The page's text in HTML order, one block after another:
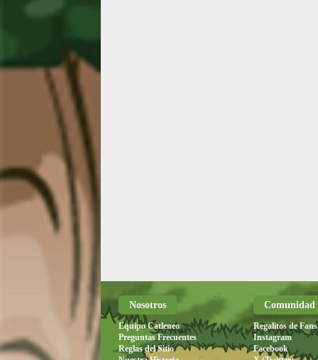
Nosotros
Equipo Catleneo
Preguntas Frecuentes
Reglas del Sitio
Comunidad
Regalitos de Fans
Instagram
Facebook